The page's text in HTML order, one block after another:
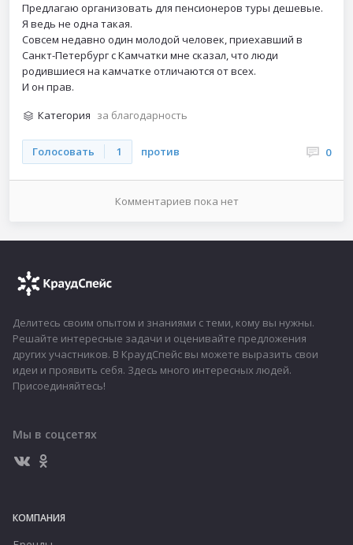
Предлагаю организовать для пенсионеров туры дешевые.
Я ведь не одна такая.
Совсем недавно один молодой человек, приехавший в
Санкт-Петербург с Камчатки мне сказал, что люди
родившиеся на камчатке отличаются от всех.
И он прав.
Категория за благодарность
Голосовать 1 против 0
Комментариев пока нет
Делитесь своим опытом и знаниями с теми, кому вы нужны.
Решайте интересные задачи и оценивайте предложения
других участников. В КраудСпейс вы можете выразить свои
идеи и проявить себя. Здесь много интересных людей.
Присоединяйтесь!
Мы в соцсетях
КОМПАНИЯ